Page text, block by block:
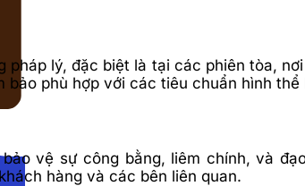
lý, đặc biệt là tại các phiên tòa,
phù hợp với các tiêu chuẩn hình
vệ sự công bằng, liêm chính, và
hàng và các bên liên quan.